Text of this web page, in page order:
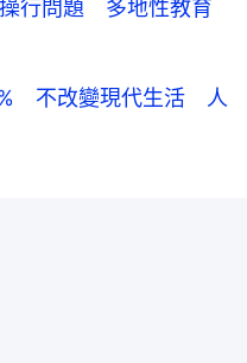
行問題 多地性教育
不改變現代生活 人